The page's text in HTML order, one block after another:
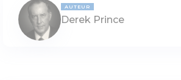
AUTEUR
Derek Prince